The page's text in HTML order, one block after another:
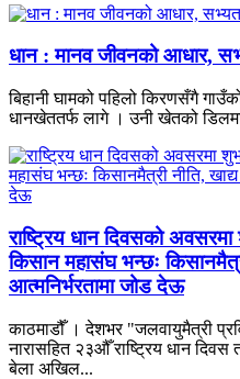
धान : मानव जीवनको आधार,
बिहानी घामको पहिलो किरणसँगै
धानखेततर्फ लागे । उनी खेतको
राष्ट्रिय धान दिवसको
किसान महासंघ भन्छः
आत्मनिर्भरतामा जोड देऊ
काठमाडौँ । देशभर "जलवायुमैत्री
नारासहित २३औँ राष्ट्रिय धान दिवस
बेला अखिल...